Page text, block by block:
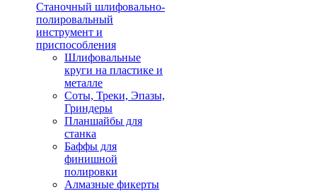
Станочный шлифовально-
полировальный
инструмент и
приспособления
Шлифовальные
круги на пластике и
металле
Соты, Треки, Эпазы,
Гриндеры
Планшайбы для
станка
Баффы для
финишной
полировки
Алмазные фикерты